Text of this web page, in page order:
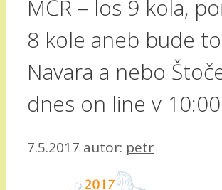
MČR – los 9 kola,
8 kole aneb bude to
Navara a nebo
dnes on line v 10:00
7.5.2017 autor: petr